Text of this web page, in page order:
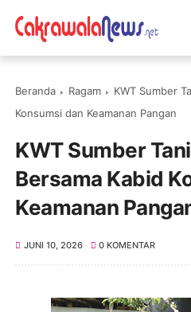
Beranda Ragam
KWT Sumber
Konsumsi dan Keamanan Pangan
KWT Sumber
Bersama Kabid
Keamanan
JUNI 10, 2026 0 KOMENTAR